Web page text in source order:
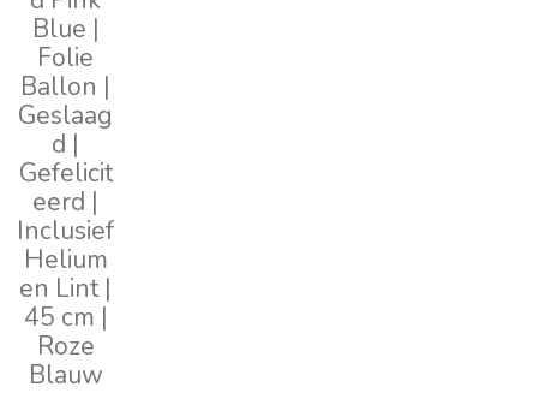
Blue |
Folie
Ballon |
Geslaag
d |
Gefelicit
eerd |
Inclusief
Helium
en Lint |
45 cm |
Roze
Blauw